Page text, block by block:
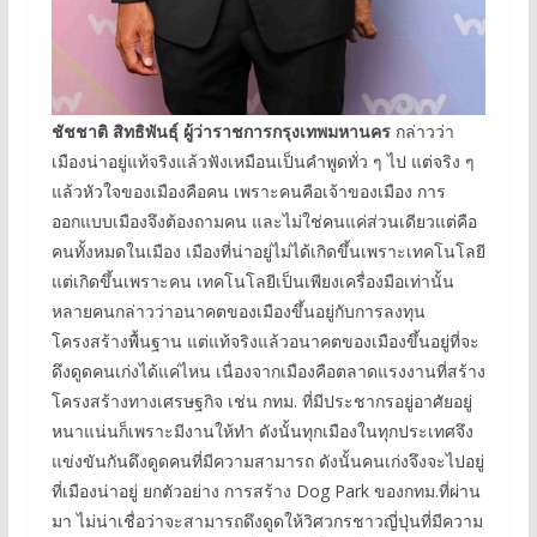
ชัชชาติ สิทธิพันธุ์ ผู้ว่าราชการกรุงเทพมหานคร กล่าวว่า
เมืองน่าอยู่แท้จริงแล้วฟังเหมือนเป็นคำพูดทั่ว ๆ ไป แต่จริง ๆ
แล้วหัวใจของเมืองคือคน เพราะคนคือเจ้าของเมือง การ
ออกแบบเมืองจึงต้องถามคน และไม่ใช่คนแค่ส่วนเดียวแต่คือ
คนทั้งหมดในเมือง เมืองที่น่าอยู่ไม่ได้เกิดขึ้นเพราะเทคโนโลยี
แต่เกิดขึ้นเพราะคน เทคโนโลยีเป็นเพียงเครื่องมือเท่านั้น
หลายคนกล่าวว่าอนาคตของเมืองขึ้นอยู่กับการลงทุน
โครงสร้างพื้นฐาน แต่แท้จริงแล้วอนาคตของเมืองขึ้นอยู่ที่จะ
ดึงดูดคนเก่งได้แค่ไหน เนื่องจากเมืองคือตลาดแรงงานที่สร้าง
โครงสร้างทางเศรษฐกิจ เช่น กทม. ที่มีประชากรอยู่อาศัยอยู่
หนาแน่นก็เพราะมีงานให้ทำ ดังนั้นทุกเมืองในทุกประเทศจึง
แข่งขันกันดึงดูดคนที่มีความสามารถ ดังนั้นคนเก่งจึงจะไปอยู่
ที่เมืองน่าอยู่ ยกตัวอย่าง การสร้าง Dog Park ของกทม.ที่ผ่าน
มา ไม่น่าเชื่อว่าจะสามารถดึงดูดให้วิศวกรชาวญี่ปุ่นที่มีความ